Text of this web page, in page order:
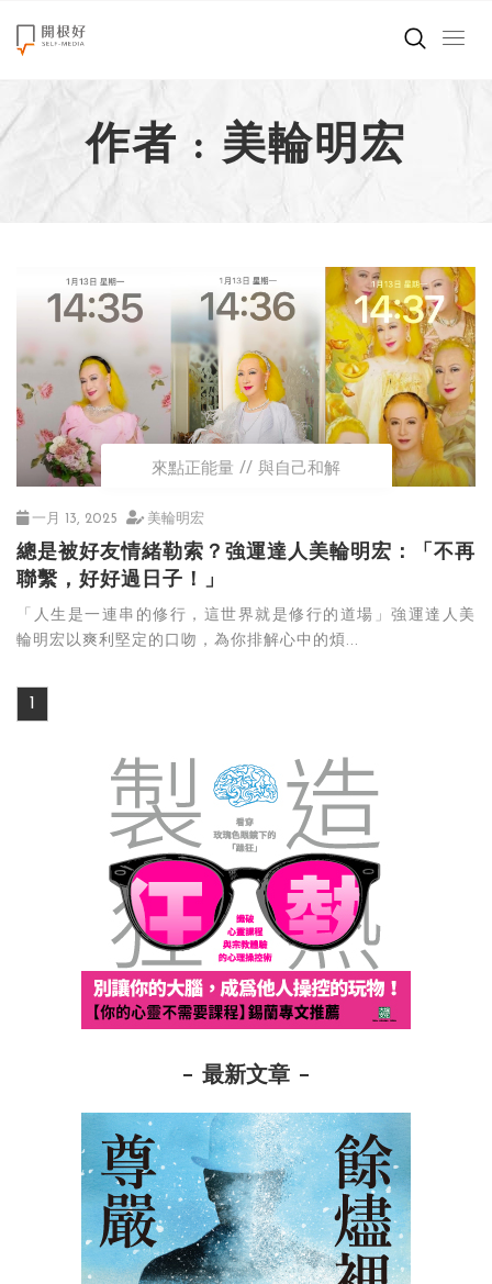
來點正能量
世界在想什麼
創造美好生活
職場商業經濟
影片專區
關於我們
作者 : 美輪明宏
來點正能量 與自己和解
一月 13, 2025 美輪明宏
總是被好友情緒勒索？強運達人美輪明宏：「不再
聯繫，好好過日子！」
「人生是一連串的修行，這世界就是修行的道場」強運達人美
輪明宏以爽利堅定的口吻，為你排解心中的煩...
1
最新文章